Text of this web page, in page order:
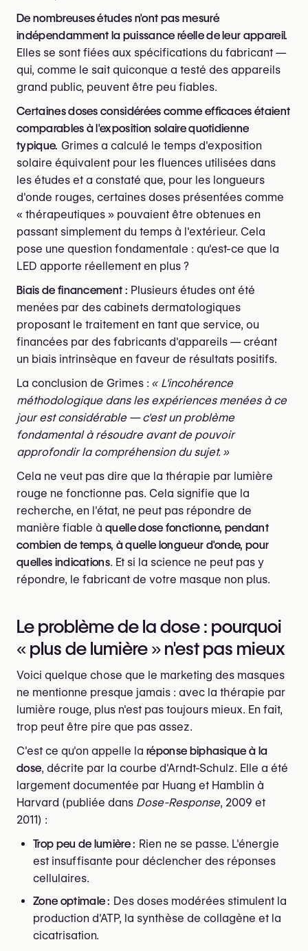
De nombreuses études n'ont pas mesuré
indépendamment la puissance réelle de leur appareil.
Elles se sont fiées aux spécifications du fabricant —
qui, comme le sait quiconque a testé des appareils
grand public, peuvent être peu fiables.
Certaines doses considérées comme efficaces étaient
comparables à l'exposition solaire quotidienne
typique. Grimes a calculé le temps d'exposition
solaire équivalent pour les fluences utilisées dans
les études et a constaté que, pour les longueurs
d'onde rouges, certaines doses présentées comme
« thérapeutiques » pouvaient être obtenues en
passant simplement du temps à l'extérieur. Cela
pose une question fondamentale : qu'est-ce que la
LED apporte réellement en plus ?
Biais de financement : Plusieurs études ont été
menées par des cabinets dermatologiques
proposant le traitement en tant que service, ou
financées par des fabricants d'appareils — créant
un biais intrinsèque en faveur de résultats positifs.
La conclusion de Grimes : « L'incohérence
méthodologique dans les expériences menées à ce
jour est considérable — c'est un problème
fondamental à résoudre avant de pouvoir
approfondir la compréhension du sujet. »
Cela ne veut pas dire que la thérapie par lumière
rouge ne fonctionne pas. Cela signifie que la
recherche, en l'état, ne peut pas répondre de
manière fiable à quelle dose fonctionne, pendant
combien de temps, à quelle longueur d'onde, pour
quelles indications. Et si la science ne peut pas y
répondre, le fabricant de votre masque non plus.
Le problème de la dose : pourquoi
« plus de lumière » n'est pas mieux
Voici quelque chose que le marketing des masques
ne mentionne presque jamais : avec la thérapie par
lumière rouge, plus n'est pas toujours mieux. En fait,
trop peut être pire que pas assez.
C'est ce qu'on appelle la réponse biphasique à la
dose, décrite par la courbe d'Arndt-Schulz. Elle a été
largement documentée par Huang et Hamblin à
Harvard (publiée dans Dose-Response, 2009 et
2011) :
Trop peu de lumière : Rien ne se passe. L'énergie
est insuffisante pour déclencher des réponses
cellulaires.
Zone optimale : Des doses modérées stimulent la
production d'ATP, la synthèse de collagène et la
cicatrisation.